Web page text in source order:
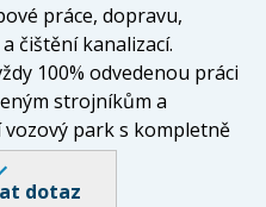
práce, dopravu,
čištění kanalizací.
100% odvedenou práci
strojníkům a
park s kompletně
pásovým
působíme po celém
dotaz